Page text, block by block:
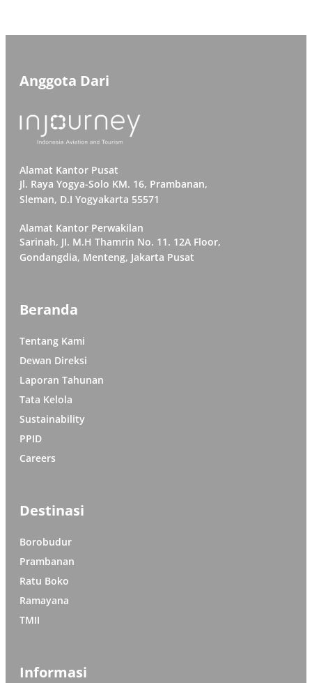
Anggota Dari
Alamat Kantor Pusat
Jl. Raya Yogya-Solo KM. 16, Prambanan,
Sleman, D.I Yogyakarta 55571
Alamat Kantor Perwakilan
Sarinah, JI. M.H Thamrin No. 11. 12A Floor,
Gondangdia, Menteng, Jakarta Pusat
Beranda
Tentang Kami
Dewan Direksi
Laporan Tahunan
Tata Kelola
Sustainability
PPID
Careers
Destinasi
Borobudur
Prambanan
Ratu Boko
Ramayana
TMII
Informasi